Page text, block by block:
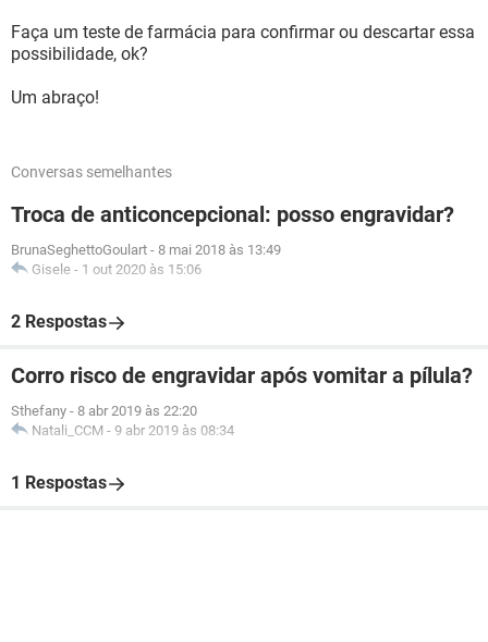
Faça um teste de farmácia para confirmar ou descartar essa
possibilidade, ok?
Um abraço!
Conversas semelhantes
Troca de anticoncepcional: posso engravidar?
BrunaSeghettoGoulart - 8 mai 2018 às 13:49
Gisele - 1 out 2020 às 15:06
2 Respostas
Corro risco de engravidar após vomitar a pílula?
Sthefany - 8 abr 2019 às 22:20
Natali_CCM - 9 abr 2019 às 08:34
1 Respostas